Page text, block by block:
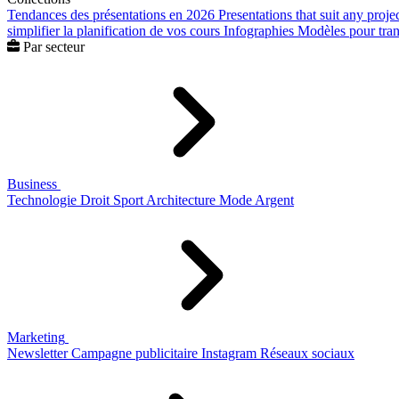
Tendances des présentations en 2026 Presentations that suit any
simplifier la planification de vos cours Infographies Modèles pour
Par secteur
Business
Technologie Droit Sport Architecture Mode Argent
Marketing
Newsletter Campagne publicitaire Instagram Réseaux sociaux